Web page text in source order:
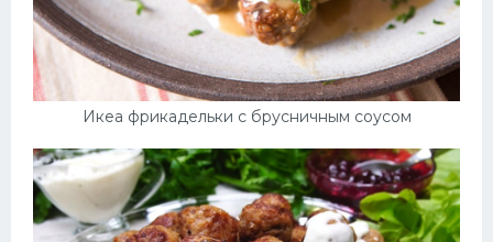
Икеа фрикадельки с брусничным соусом